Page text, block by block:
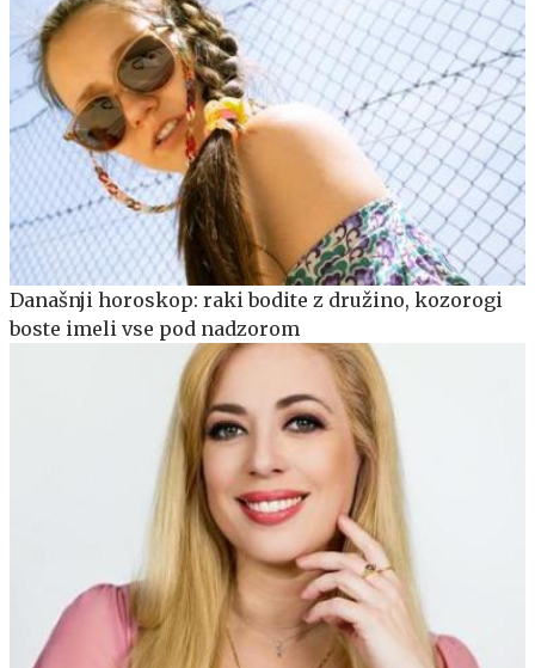
Današnji horoskop: raki bodite z družino, kozorogi
boste imeli vse pod nadzorom